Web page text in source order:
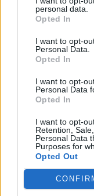
personal data.
Opted In
I want to opt-
Personal Data.
Opted In
I want to opt-
Personal Data
Opted In
I want to opt-
Retention,
Personal Data
Purposes for
Opted Out
πίσω του το
συζητήσεις για
μεταφέρει στη